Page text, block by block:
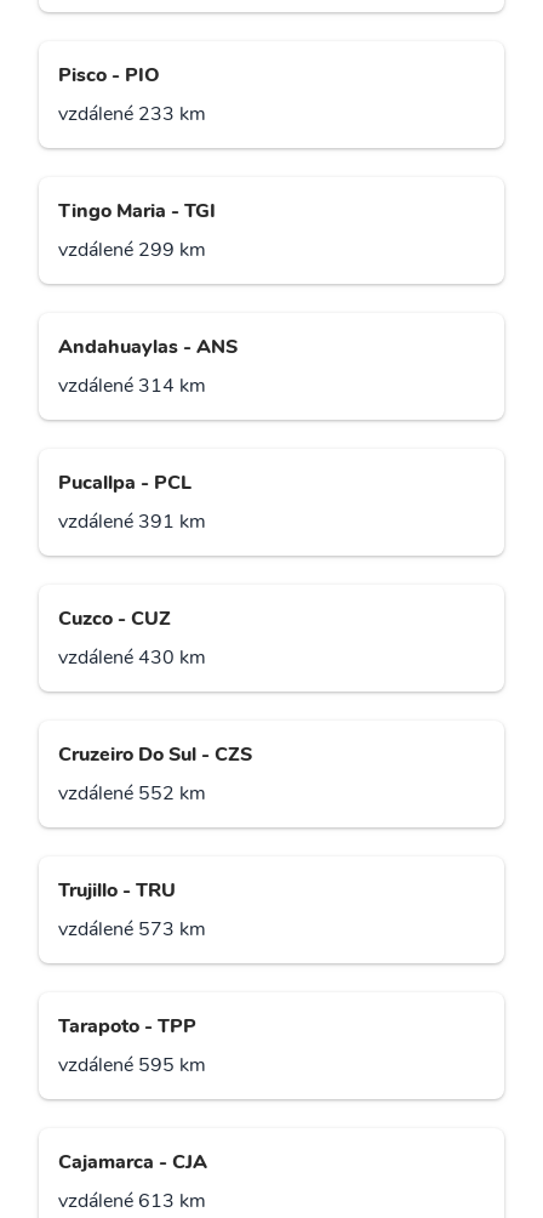
Pisco - PIO
vzdálené 233 km
Tingo Maria - TGI
vzdálené 299 km
Andahuaylas - ANS
vzdálené 314 km
Pucallpa - PCL
vzdálené 391 km
Cuzco - CUZ
vzdálené 430 km
Cruzeiro Do Sul - CZS
vzdálené 552 km
Trujillo - TRU
vzdálené 573 km
Tarapoto - TPP
vzdálené 595 km
Cajamarca - CJA
vzdálené 613 km